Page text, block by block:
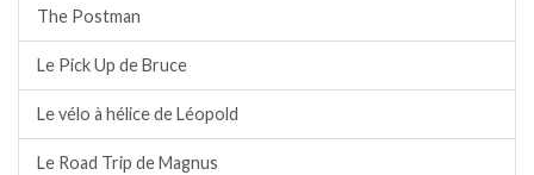
The Postman
Le Pick Up de Bruce
Le vélo à hélice de Léopold
Le Road Trip de Magnus